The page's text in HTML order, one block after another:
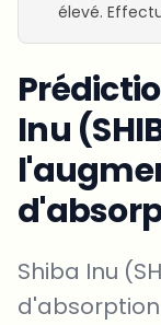
élevé.
Inu
Shiba Inu